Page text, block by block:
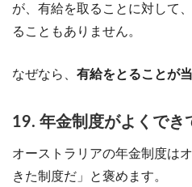
が、有給を取ることに対して
ることもありません。
なぜなら、 有給をとることが
19. 年金制度がよくでき
オーストラリアの年金制度は
きた制度だ」と褒めます。